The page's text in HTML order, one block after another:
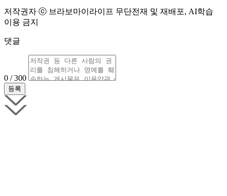
저작권자 ⓒ 브라보마이라이프 무단전재 및 재배포, AI학습
이용 금지
댓글
0 / 300